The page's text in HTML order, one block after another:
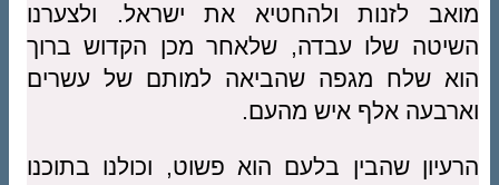
מואב לזנות ולהחטיא את ישראל. ולצערנו
השיטה שלו עבדה, שלאחר מכן הקדוש ברוך
הוא שלח מגפה שהביאה למותם של עשרים
וארבעה אלף איש מהעם.
הרעיון שהבין בלעם הוא פשוט, וכולנו בתוכנו